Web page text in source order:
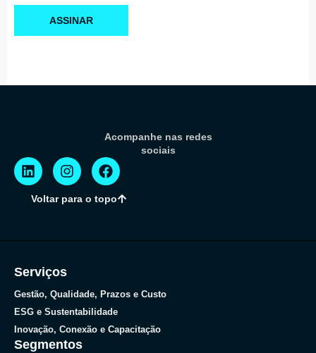
ASSINAR
Acompanhe nas redes
sociais
Voltar para o topo
Serviços
Gestão, Qualidade, Prazos e Custo
ESG e Sustentabilidade
Inovação, Conexão e Capacitação
Segmentos